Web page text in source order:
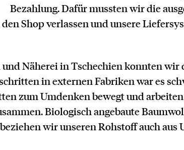
Bezahlung. Dafür mussten wir die
Shop verlassen und unsere
Näherei in Tschechien konnten wir
in externen Fabriken war es
zum Umdenken bewegt und
Biologisch angebaute
wir unseren Rohstoff auch aus